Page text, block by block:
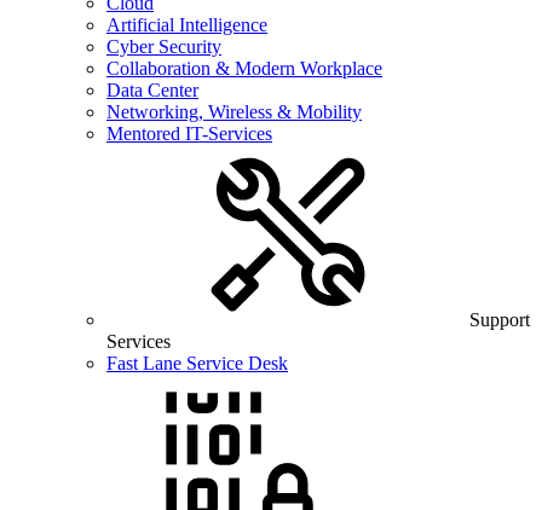
Artificial Intelligence
Cyber Security
Collaboration & Modern Workplace
Data Center
Networking, Wireless & Mobility
Mentored IT-Services
Support
Services
Fast Lane Service Desk